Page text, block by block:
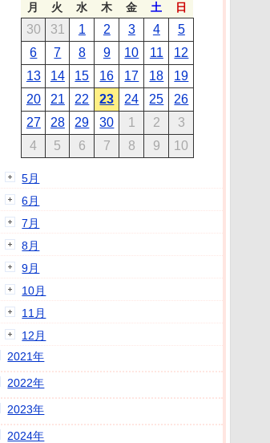
月 火 水 木 金 土 日
30 31 1 2 3 4
5
6
7 8 9 10 11
12
13
14 15 16 17 18
19
20
21 22 23 24 25
26
27
28 29 30 1 2
3
4
5 6 7 8 9 10
5月
6月
7月
8月
9月
10月
11月
12月
2021年
2022年
2023年
2024年